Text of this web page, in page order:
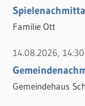
Familie Ott
14.08.2026,
Gemeindehaus